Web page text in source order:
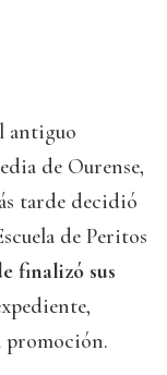
antiguo
de Ourense,
tarde decidió
de Peritos
finalizó sus
promoción.